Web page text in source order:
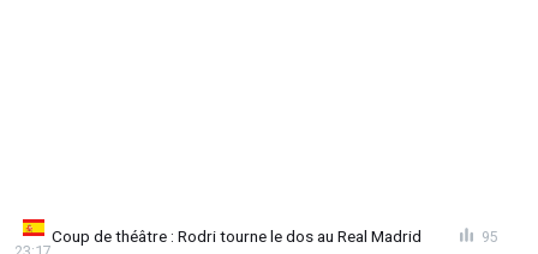
Coup de théâtre : Rodri tourne le dos au Real Madrid 95